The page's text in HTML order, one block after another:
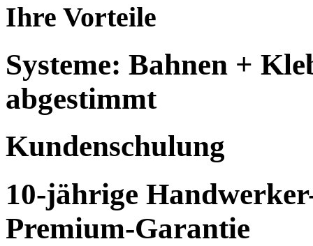
Ihre Vorteile
Systeme: Bahnen +
abgestimmt
Kundenschulung
10-jährige
Premium-Garantie